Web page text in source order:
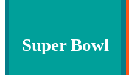
Super Bowl